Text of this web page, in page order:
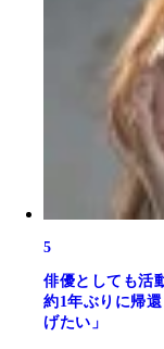
5
俳優としても活
約1年ぶりに帰
げたい」